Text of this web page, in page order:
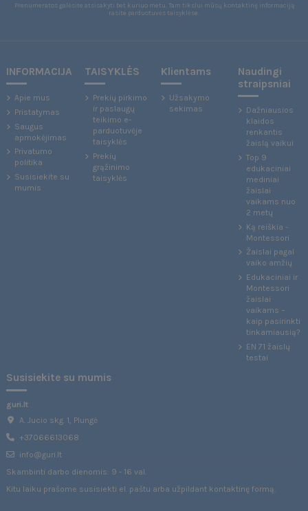
Prenumeratos galėsite atsisakyti bet kuriuo metu. Tam tikslui mūsų kontaktinę informaciją
rasite parduotuvės taisyklėse.
INFORMACIJA
Apie mus
Pristatymas
Saugus
apmokėjimas
Privatumo
politika
Susisiekite su
mumis
TAISYKLĖS
Prekių pirkimo
ir paslaugų
teikimo e-
parduotuvėje
taisyklės
Prekių
grąžinimo
taisyklės
Klientams
Užsakymo
sekimas
Naudingi
straipsniai
Dažniausios
klaidos
renkantis
žaislą vaikui
Top 9
edukaciniai
mediniai
žaislai
vaikams nuo
2 metų
Ką reiškia -
Montessori
Žaislai pagal
vaiko amžių
Edukaciniai ir
Montessori
žaislai
vaikams –
kaip pasirinkti
tinkamiausią?
EN 71 žaislų
testai
Susisiekite su mumis
guri.lt
A. Jucio skg. 1, Plungė
+37066613068
info@guri.lt
Skambinti darbo dienomis: 9 - 16 val.
Kitu laiku prašome susisiekti el. paštu arba užpildant kontaktinę formą.